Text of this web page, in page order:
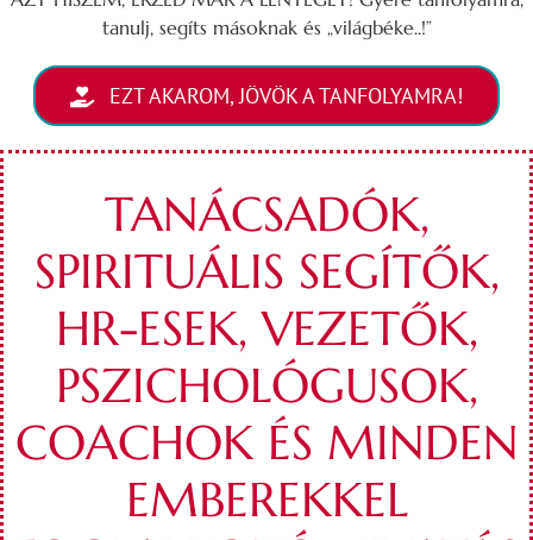
tanulj, segíts másoknak és „világbéke..!”
EZT AKAROM, JÖVÖK A TANFOLYAMRA!
TANÁCSADÓK,
SPIRITUÁLIS SEGÍTŐK,
HR-ESEK, VEZETŐK,
PSZICHOLÓGUSOK,
COACHOK ÉS MINDEN
EMBEREKKEL